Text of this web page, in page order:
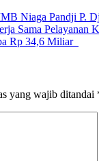
Niaga Pandji P.
Sama Pelayanan
Rp 34,6 Miliar
yang wajib ditandai